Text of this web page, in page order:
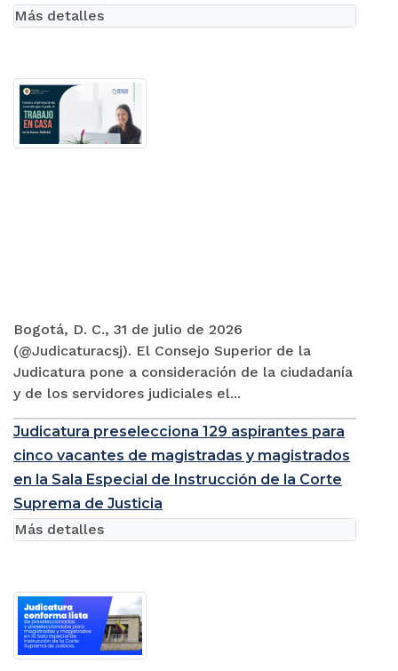
Bogotá, D. C., 31 de julio de 2026
(@Judicaturacsj). El Consejo Superior de la
Judicatura pone a consideración de la ciudadanía
y de los servidores judiciales el...
Más detalles
Judicatura preselecciona 129 aspirantes para
cinco vacantes de magistradas y magistrados
en la Sala Especial de Instrucción de la Corte
Suprema de Justicia
Más detalles